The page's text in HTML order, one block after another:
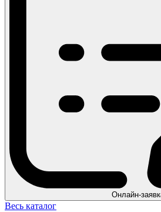
Онлайн-
Весь каталог